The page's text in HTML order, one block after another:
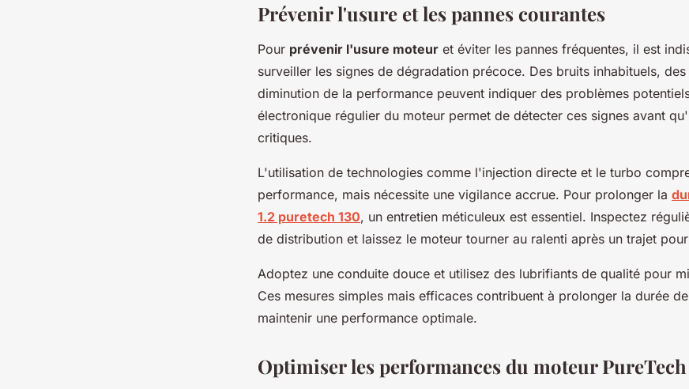
Prévenir l'usure et les pannes courantes
Pour prévenir l'usure moteur et éviter les pannes fréquentes, il est
surveiller les signes de dégradation précoce. Des bruits inhabituels,
diminution de la performance peuvent indiquer des problèmes
électronique régulier du moteur permet de détecter ces signes avant
critiques.
L'utilisation de technologies comme l'injection directe et le turbo
performance, mais nécessite une vigilance accrue. Pour prolonger la
1.2 puretech 130, un entretien méticuleux est essentiel. Inspectez
de distribution et laissez le moteur tourner au ralenti après un trajet
Adoptez une conduite douce et utilisez des lubrifiants de qualité pour
Ces mesures simples mais efficaces contribuent à prolonger la durée
maintenir une performance optimale.
Optimiser les performances du moteur PureTech